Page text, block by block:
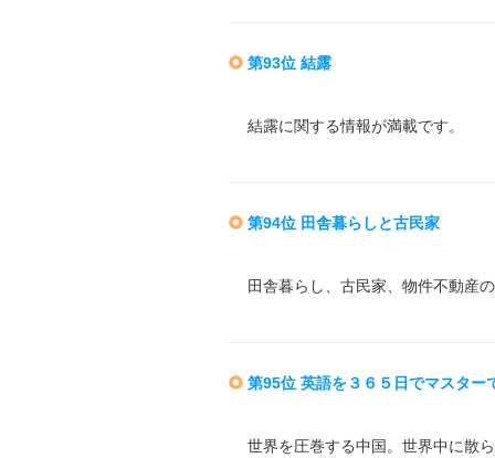
第93位 結露
結露に関する情報が満載です。
第94位 田舎暮らしと古民家
田舎暮らし、古民家、物件不動産
第95位 英語を３６５日でマスター
世界を圧巻する中国。世界中に散